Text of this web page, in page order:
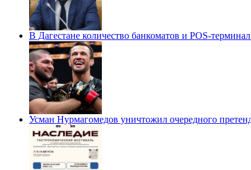
В Дагестане количество банкоматов и POS-
Усман Нурмагомедов уничтожил очередного